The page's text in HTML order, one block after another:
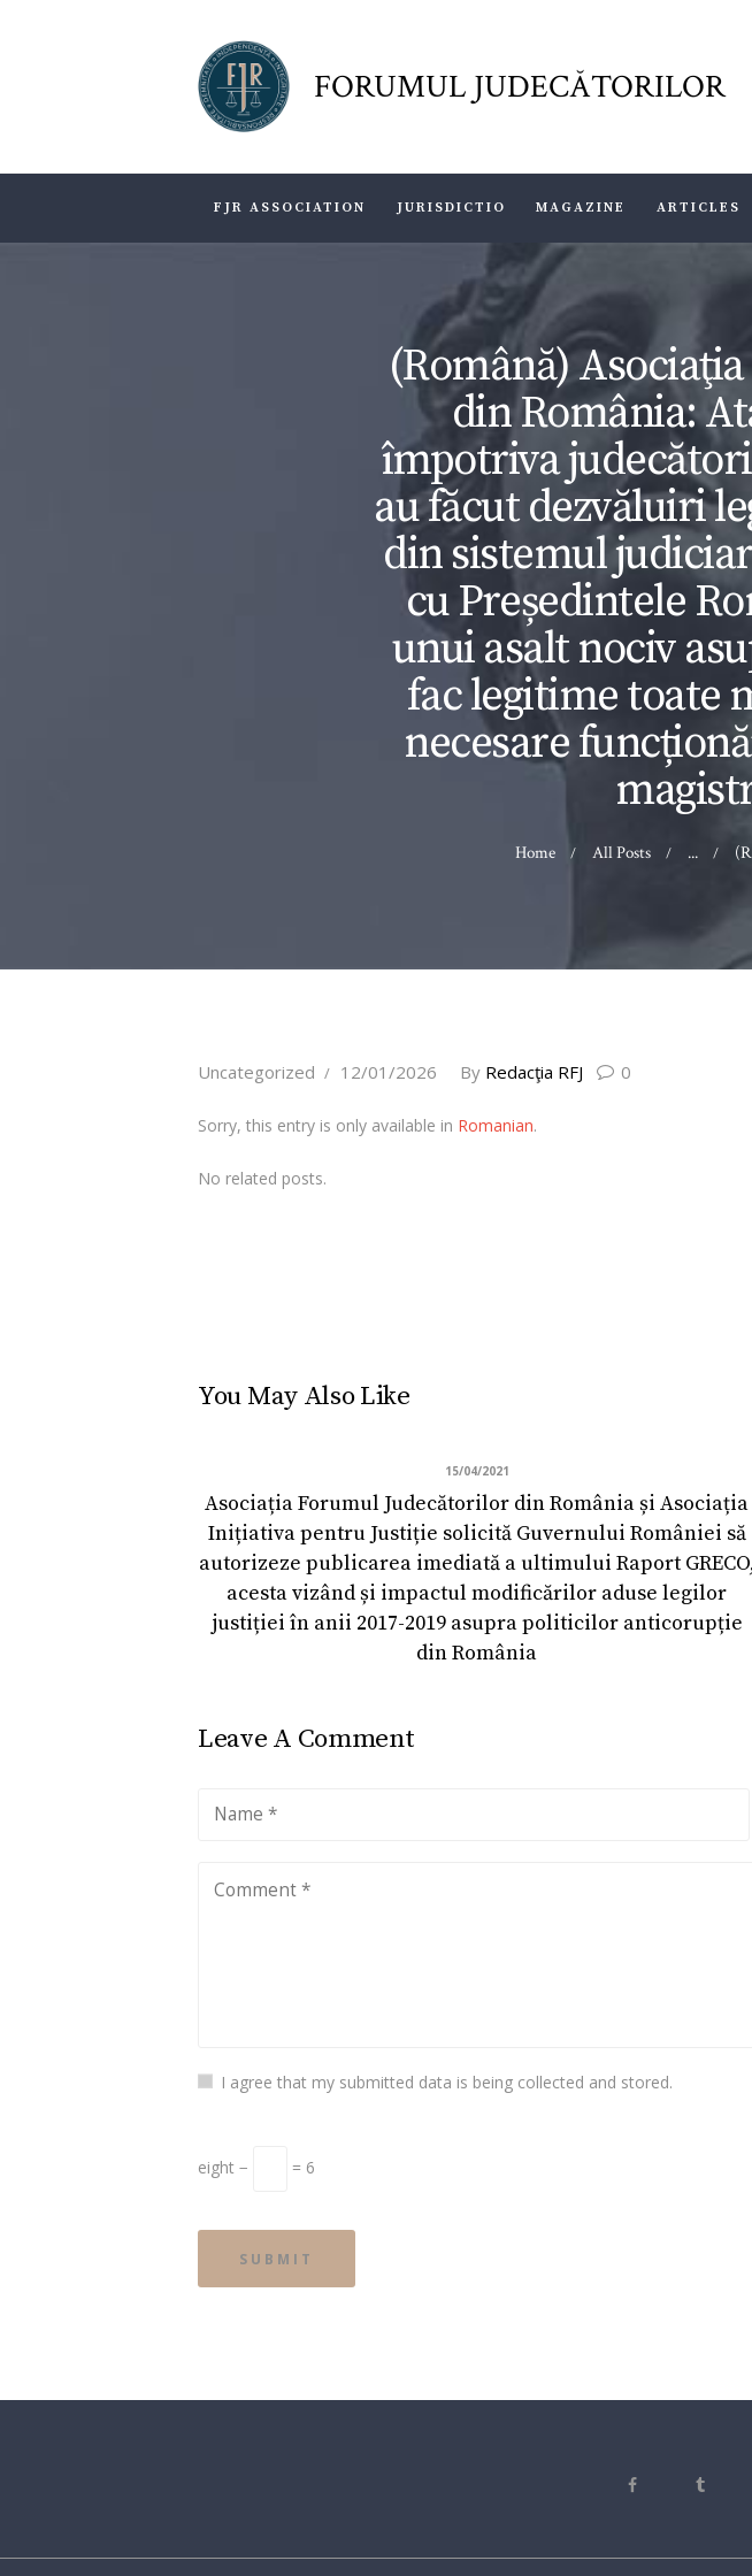
FORUMUL JUDECĂTORILOR
FJR ASSOCIATION JURISDICTIO MAGAZINE ARTICLES
(Română)
din România:
împotriva
au făcut dezvăluiri
din sistemul
cu Președintele
unui asalt nociv
fac legitime toate
necesare
Home All Posts ...
FORUMUL
ARTICLES
Uncategorized 12/01/2026 By Redacţia RFJ 0
Sorry, this entry is only available in Romanian.
No related posts.
You May Also Like
15/04/2021
Asociația Forumul Judecătorilor din România și Asociația
Inițiativa pentru Justiție solicită Guvernului României să
autorizeze publicarea imediată a ultimului Raport
acesta vizând și impactul modificărilor aduse legilor
justiției în anii 2017-2019 asupra politicilor anticorupție
din România
Leave A Comment
I agree that my submitted data is being collected and stored.
eight − = 6